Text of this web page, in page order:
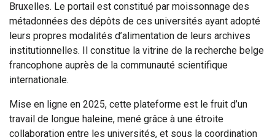
Bruxelles. Le portail est constitué par moissonnage des
métadonnées des dépôts de ces universités ayant adopté
leurs propres modalités d’alimentation de leurs archives
institutionnelles. Il constitue la vitrine de la recherche belge
francophone auprès de la communauté scientifique
internationale.
Mise en ligne en 2025, cette plateforme est le fruit d’un
travail de longue haleine, mené grâce à une étroite
collaboration entre les universités, et sous la coordination